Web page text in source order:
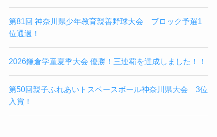
第81回 神奈川県少年教育親善野球大会 ブロック予選1
位通過！
2026鎌倉学童夏季大会 優勝！三連覇を達成しました！！
第50回親子ふれあいトスベースボール神奈川県大会 3位
入賞！